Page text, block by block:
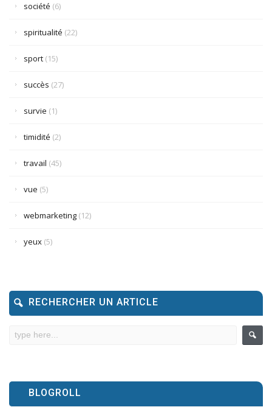
société (6)
spiritualité (22)
sport (15)
succès (27)
survie (1)
timidité (2)
travail (45)
vue (5)
webmarketing (12)
yeux (5)
RECHERCHER UN ARTICLE
BLOGROLL